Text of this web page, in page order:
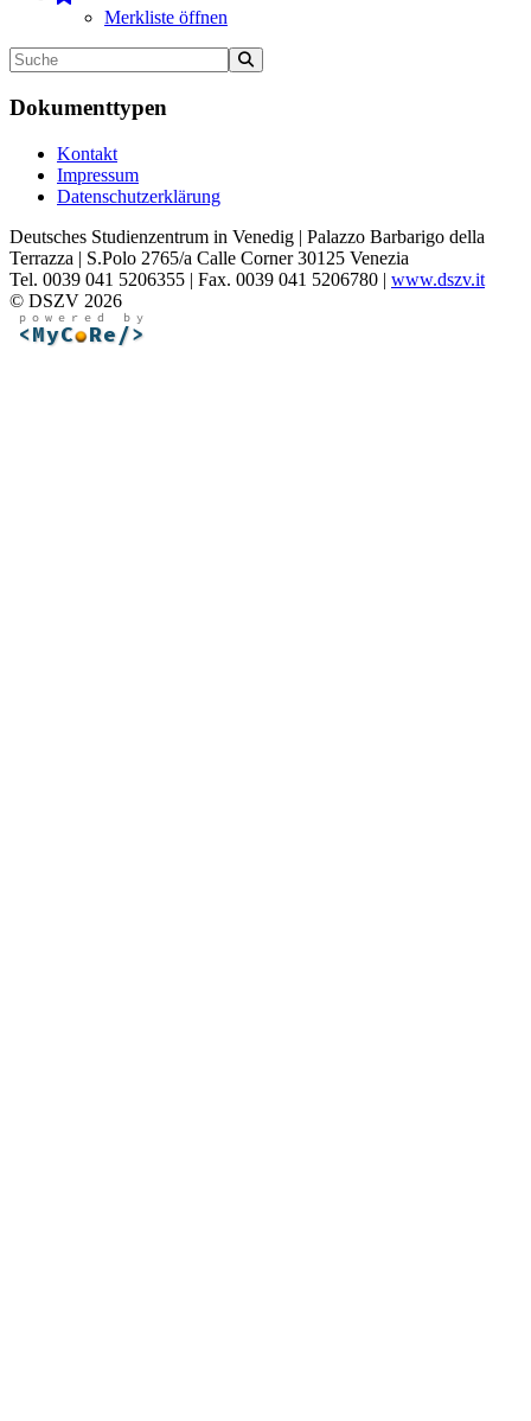
Merkliste öffnen
Dokumenttypen
Kontakt
Impressum
Datenschutzerklärung
Deutsches Studienzentrum in Venedig | Palazzo Barbarigo della
Terrazza | S.Polo 2765/a Calle Corner 30125 Venezia
Tel. 0039 041 5206355 | Fax. 0039 041 5206780 | www.dszv.it
© DSZV 2026